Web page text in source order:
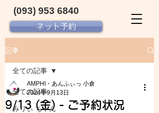
ネット予約
(093) 953 6840‬
記事
全ての記事
みりぃ ちゃん
全ての記事
9/13 (金) - ご予約状況
AMPHI・あんふぃっ 小倉
2024年9月13日